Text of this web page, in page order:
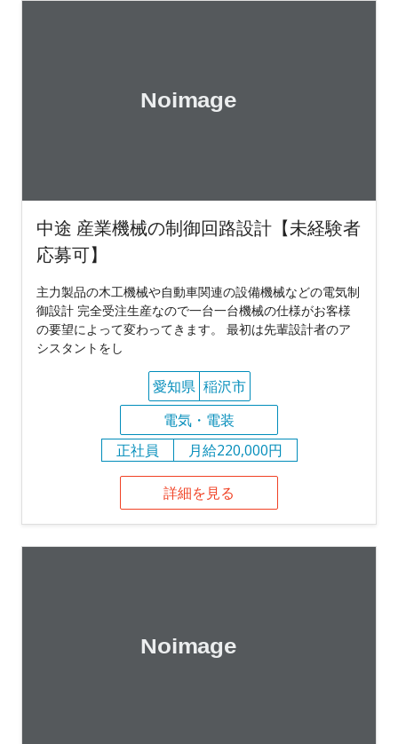
中途 産業機械の制御回路設計【未経験者
応募可】
主力製品の木工機械や自動車関連の設備機械などの電気制
御設計 完全受注生産なので一台一台機械の仕様がお客様
の要望によって変わってきます。 最初は先輩設計者のア
シスタントをし
愛知県 稲沢市
電気・電装
正社員
月給220,000円
詳細を見る